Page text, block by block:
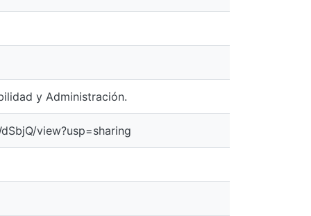
y Administración.
view?usp=sharing